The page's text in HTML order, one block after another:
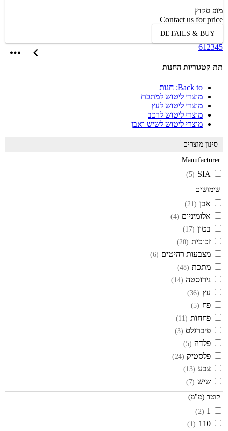
מופ סקוץ
Contact us for price
DETAILS & BUY
12345
6
תת קטגוריות החנות
Back to: חנות
מוצרי ליטוש למתכת
מוצרי ליטוש לעץ
מוצרי ליטוש לרכב
מוצרי ליטוש לשיש ואבן
סינון מוצרים
Manufacturer
SIA
(5)
שימושים
אבן (21)
אלומיניום (4)
בטון (17)
זכוכית (20)
מצבעות רהיטים (6)
מתכת (48)
נירוסטה (14)
עץ (36)
פח (5)
פחחות (11)
פיברגלס (3)
פלדה (5)
פלסטיק (24)
צבע (13)
שיש (7)
קוטר (מ"מ)
1
(2)
110
(1)